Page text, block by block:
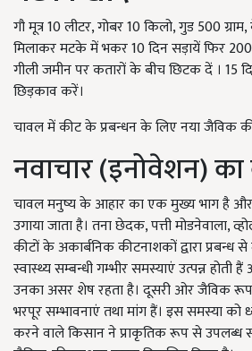
गौ मूत्र 10 लीटर, गोबर 10 किलो, गुड 500
मिलाकर मटके में भकर 10 दिन सड़ायें फिर
गीली जमीन पर कतारों के बीच छिटक दें । 15
छिड़काव करें।
चावल में कीट के प्रबन्धन के लिए नया जैविक
नवाचार (इनोवेशन) का
चावल मनुष्य के आहार का एक मुख्य भाग है
उगाया जाता है। तना छेदक, पत्ती मोडनेवाला,
कीटों के अकार्बनिक कीटनाशकों द्वारा
स्वास्थ्य सम्बन्धी गम्भीर समस्याएं उत्पन्न
उनका असर शेष रहता है। दूसरी ओर जैविक
भरपूर सम्भावनाएं तथा मांग हैं। इस समस्या को
करने वाले किसान ने प्राकृतिक रूप से उपलब्ध